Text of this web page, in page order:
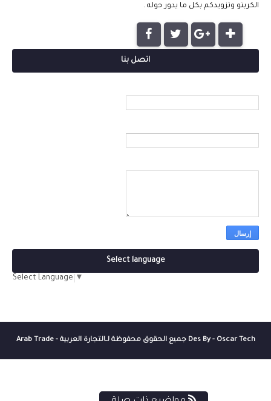
الكربتو وتزويدكم بكل ما يدور حوله .
اتصل بنا
Select language
Select Language ▼
Des By - Oscar Tech جميع الحقوق محفوظة لـ التجارة العربية - Arab Trade